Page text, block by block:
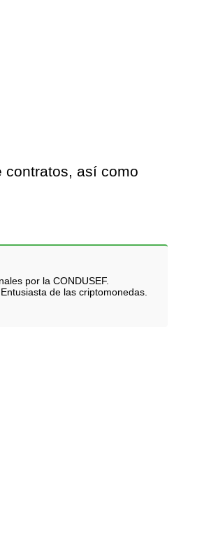
contratos, así como
por la CONDUSEF.
de las criptomonedas.